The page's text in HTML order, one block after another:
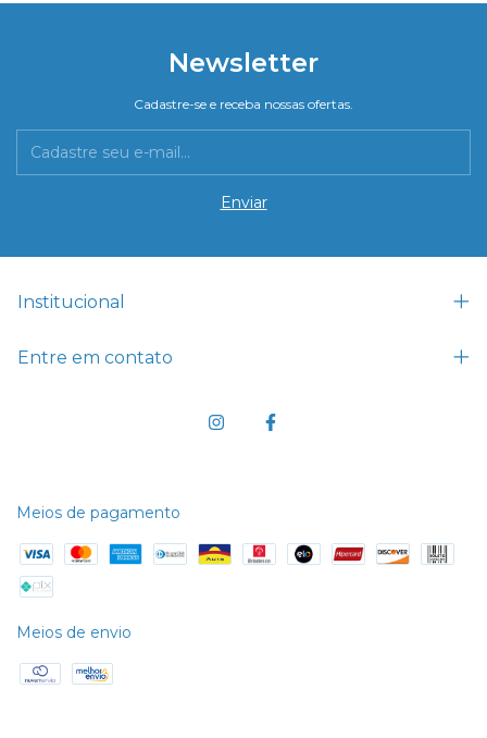
Newsletter
Cadastre-se e receba nossas ofertas.
Institucional
Entre em contato
Meios de pagamento
Meios de envio